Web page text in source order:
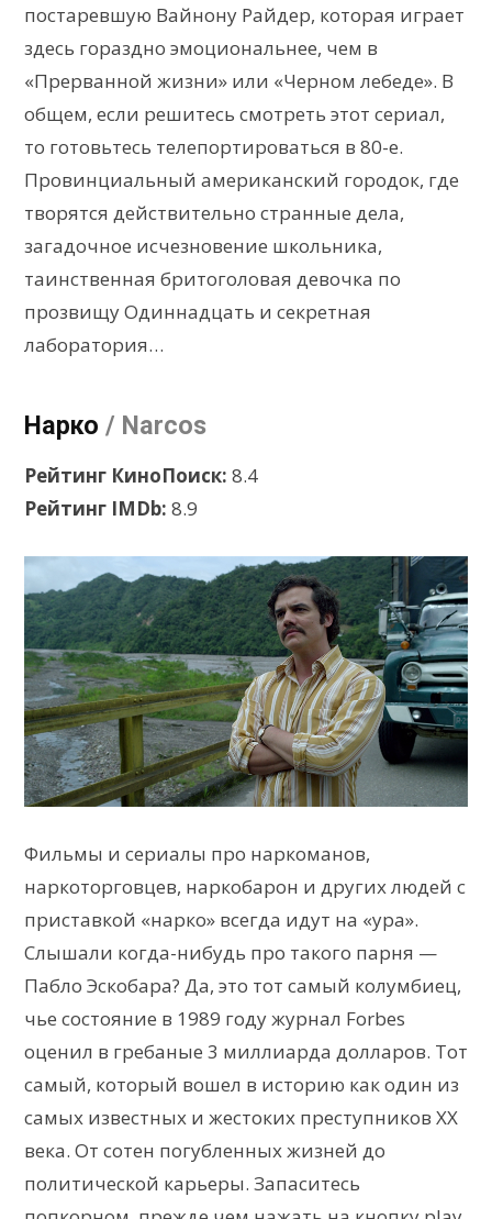
постаревшую Вайнону Райдер, которая играет
здесь гораздно эмоциональнее, чем в
«Прерванной жизни» или «Черном лебеде». В
общем, если решитесь смотреть этот сериал,
то готовьтесь телепортироваться в 80-е.
Провинциальный американский городок, где
творятся действительно странные дела,
загадочное исчезновение школьника,
таинственная бритоголовая девочка по
прозвищу Одиннадцать и секретная
лаборатория…
Нарко / Narcos
Рейтинг КиноПоиск: 8.4
Рейтинг IMDb: 8.9
Фильмы и сериалы про наркоманов,
наркоторговцев, наркобарон и других людей с
приставкой «нарко» всегда идут на «ура».
Слышали когда-нибудь про такого парня —
Пабло Эскобара? Да, это тот самый колумбиец,
чье состояние в 1989 году журнал Forbes
оценил в гребаные 3 миллиарда долларов. Тот
самый, который вошел в историю как один из
самых известных и жестоких преступников XX
века. От сотен погубленных жизней до
политической карьеры. Запаситесь